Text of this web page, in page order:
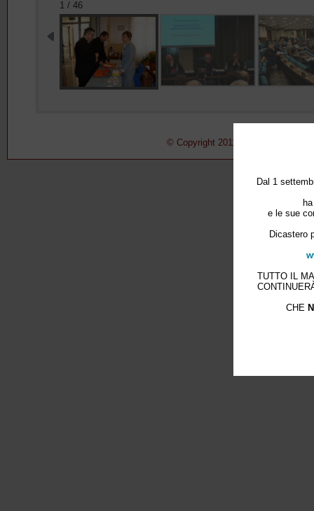
1 / 46
© Copyright 2011-2015 Pontificio
Dal 1
e le sue
Dicastero
TUTTO IL
CHE